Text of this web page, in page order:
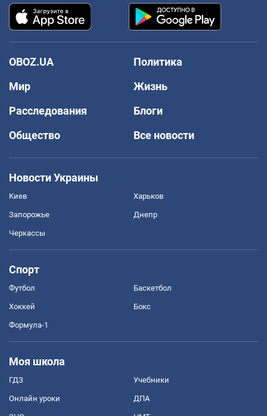
OBOZ.UA
Политика
Мир
Жизнь
Расследования
Блоги
Общество
Все новости
Новости Украины
Киев Харьков
Запорожье Днепр
Черкассы
Спорт
Футбол Баскетбол
Хоккей Бокс
Формула-1
Моя школа
ГДЗ Учебники
Онлайн уроки ДПА